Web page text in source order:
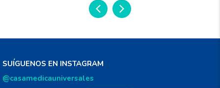
SUÍGUENOS EN INSTAGRAM
@casamedicauniversales